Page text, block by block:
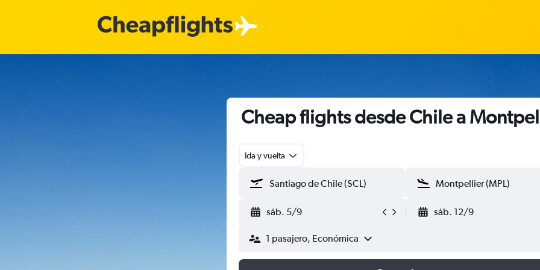
Cheap flights desde Chile a
Ida y vuelta
sáb. 5/9 sáb. 12/9
1 pasajero, Económica